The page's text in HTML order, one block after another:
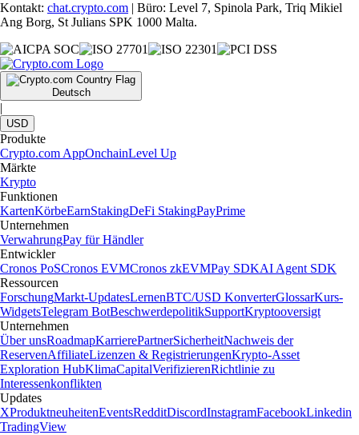
Kontakt: chat.crypto.com | Büro: Level 7, Spinola Park, Triq Mikiel
Ang Borg, St Julians SPK 1000 Malta.
Deutsch
|
USD
Produkte
Crypto.com AppOnchainLevel Up
Märkte
Krypto
Funktionen
KartenKörbeEarnStakingDeFi StakingPayPrime
Unternehmen
VerwahrungPay für Händler
Entwickler
Cronos PoSCronos EVMCronos zkEVMPay SDKAI Agent SDK
Ressourcen
ForschungMarkt-UpdatesLernenBTC/USD KonverterGlossarKurs-
WidgetsTelegram BotBeschwerdepolitikSupportKryptooversigt
Unternehmen
Über unsRoadmapKarrierePartnerSicherheitNachweis der
ReservenAffiliateLizenzen & RegistrierungenKrypto-Asset
Exploration HubKlimaCapitalVerifizierenRichtlinie zu
Interessenkonflikten
Updates
XProduktneuheitenEventsRedditDiscordInstagramFacebookLinkedin
TradingView